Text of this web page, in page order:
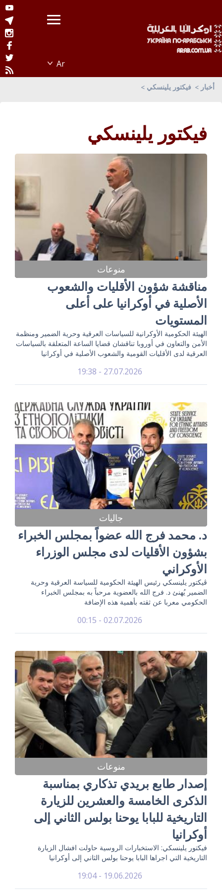
أخبار فيكتور يلينسكي
فيكتور يلينسكي
منوعات
مناقشة شؤون الأقليات والشعوب
الأصلية في أوكرانيا على أعلى
المستويات
الهيئة الحكومية الأوكرانية للسياسات العرقية وحرية الضمير ومنظمة
الأمن والتعاون في أوروبا تناقشان قضايا الساعة المتعلقة بالسياسات
العرقية لدى الأقليات القومية والشعوب الأصلية في أوكرانيا
27.07.2026 - 19:38
جاليات
د. محمد فرج الله عضواً بمجلس الخبراء
بشؤون الأقليات لدى مجلس الوزراء
الأوكراني
ڤيكتور يلينسكي رئيس الهيئة الحكومية للسياسة العرقية وحرية
الضمير يُهنئ د. فرج الله بالعضوية مرحباً به بمجلس الخبراء
الحكومي معربا عن ثقته بأهمية هذه الإضافة
02.07.2026 - 00:15
منوعات
إصدار طابع بريدي تذكاري بمناسبة
الذكرى الخامسة والعشرين للزيارة
التاريخية للبابا يوحنا بولس الثاني إلى
أوكرانيا
فيكتور يلينسكي: الاستخبارات الروسية حاولت افشال الزيارة
التاريخية التي اجراها البابا يوحنا بولس الثاني إلى أوكرانيا
19.06.2026 - 19:04